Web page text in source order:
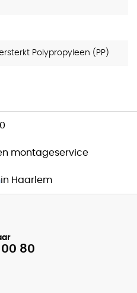
Polypropyleen (PP)
montageservice
in Haarlem
00 80